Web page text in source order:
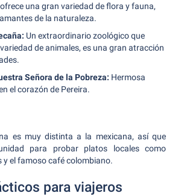
una gran variedad de flora y fauna,
de la naturaleza.
Un extraordinario zoológico que
de animales, es una gran atracción
Señora de la Pobreza: Hermosa
el corazón de Pereira.
es muy distinta a la mexicana, así que
para probar platos locales como
y el famoso café colombiano.
para viajeros